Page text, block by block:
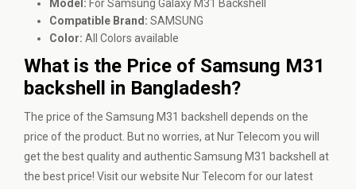
Model: For Samsung Galaxy M31 Backshell
Compatible Brand: SAMSUNG
Color: All Colors available
What is the Price of Samsung M31
backshell in Bangladesh?
The price of the Samsung M31 backshell depends on the
price of the product. But no worries, at Nur Telecom you will
get the best quality and authentic Samsung M31 backshell at
the best price! Visit our website Nur Telecom for our latest